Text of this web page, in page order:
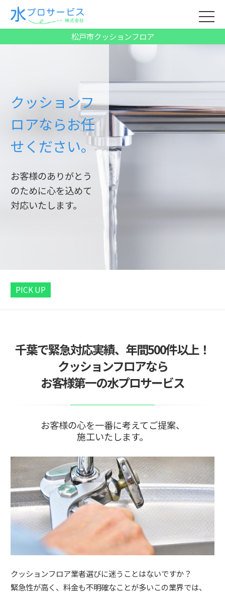
松戸市クッションフロア
クッションフ
ロアならお任
せください。
お客様のありがとう
のために心を込めて
対応いたします。
PICK UP
千葉で緊急対応実績、年間500件以上！
クッションフロアなら
お客様第一の水プロサービス
お客様の心を一番に考えてご提案、
施工いたします。
クッションフロア業者選びに迷うことはないですか？
緊急性が高く、料金も不明確なことが多いこの業界では、